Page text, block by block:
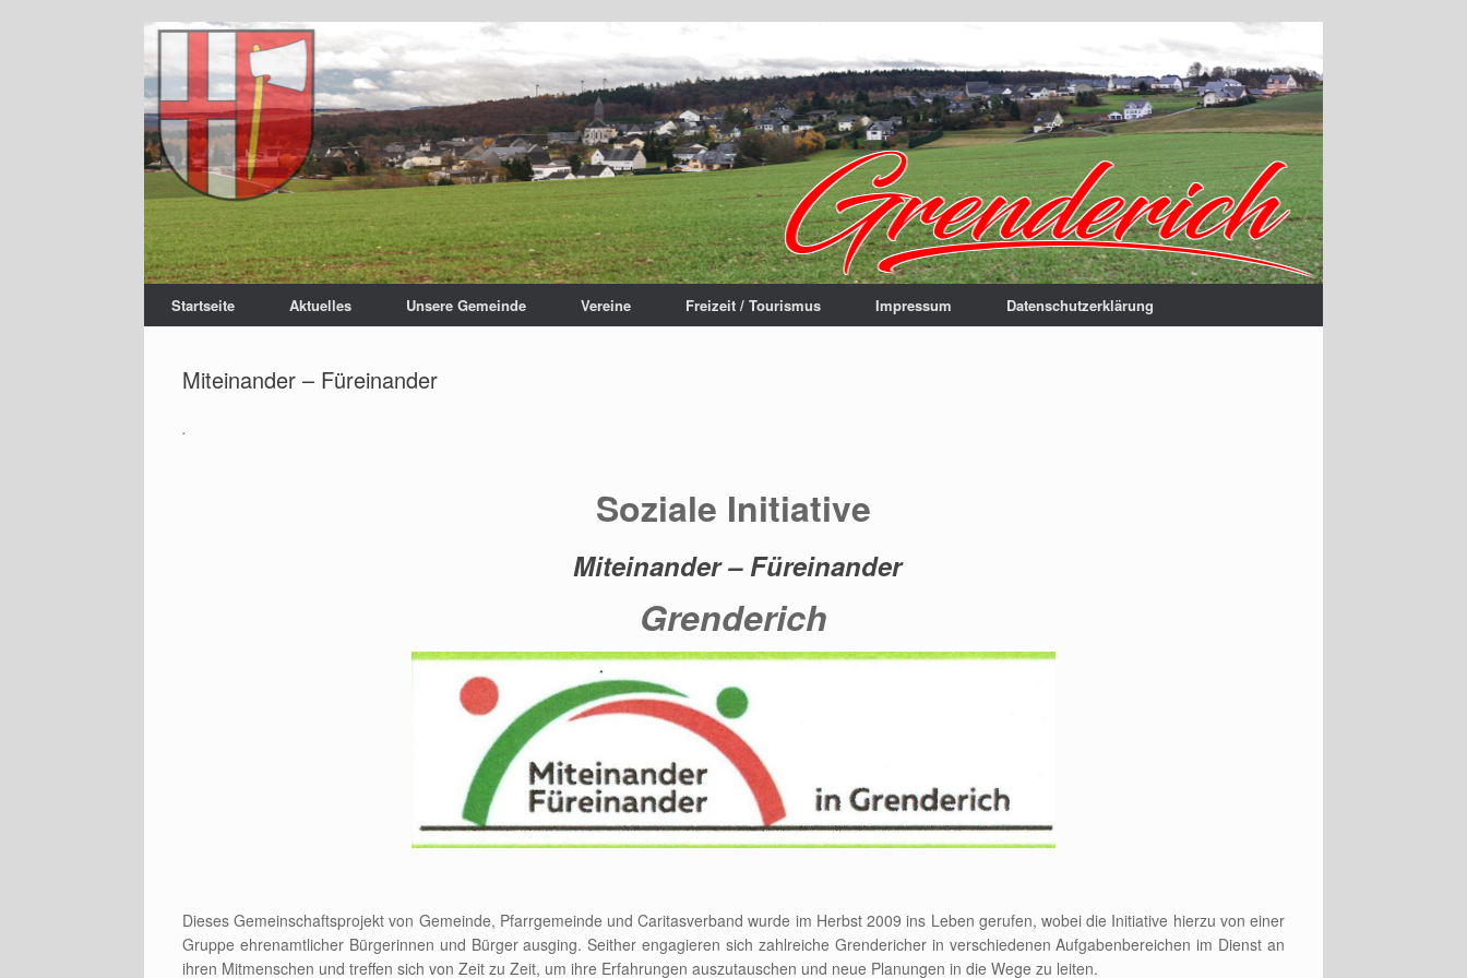
Startseite Aktuelles Unsere Gemeinde Vereine Freizeit / Tourismus Impressum Datenschutzerklärung
Miteinander – Füreinander
.
Soziale Initiative
Miteinander – Füreinander
Grenderich
Dieses Gemeinschaftsprojekt von Gemeinde, Pfarrgemeinde und Caritasverband wurde im Herbst 2009 ins Leben gerufen, wobei die Initiative hierzu von einer
Gruppe ehrenamtlicher Bürgerinnen und Bürger ausging. Seither engagieren sich zahlreiche Grendericher in verschiedenen Aufgabenbereichen im Dienst an
ihren Mitmenschen und treffen sich von Zeit zu Zeit, um ihre Erfahrungen auszutauschen und neue Planungen in die Wege zu leiten.